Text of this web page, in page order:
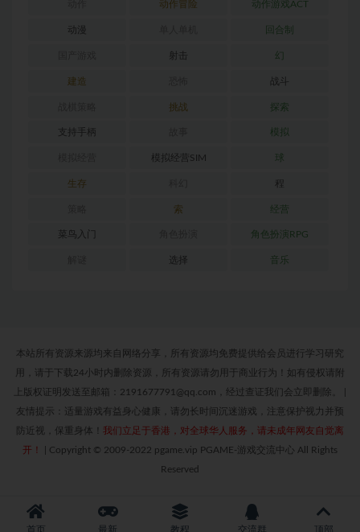
动作冒险 动作游戏ACT
动漫 回合制
射击 幻
建造 战斗
挑战 探索
支持手柄 模拟
模拟经营SIM 球
生存 程
索 经营
菜鸟入门 角色扮演RPG
选择 音乐
本站所有资源来源均来自网络分享，所有资源均免费提供给会员进行学习研究
用，请于下载24小时内删除资源，所有资源请勿用于商业行为！如有侵权请附
上版权证明发送至邮箱：2191677791@qq.com，经过查证我们会立即删除。
友情提示：适量游戏有益身心健康，请勿长时间沉迷游戏，注意保护视力并预
防近视，保重身体！ 我们立足于香港，对全球华人服务，请未成年网友自觉离
开！
Copyright © 2009-2022 pgame.vip PGAME-游戏交流中心 All Rights
Reserved
首页 最新 教程 交流群 顶部